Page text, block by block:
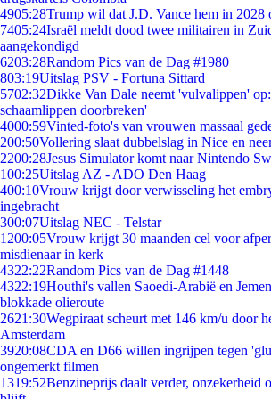
4905:28Trump wil dat J.D. Vance hem in 2028
7405:24Israël meldt dood twee militairen in
aangekondigd
6203:28Random Pics van de Dag #1980
803:19Uitslag PSV - Fortuna Sittard
5702:32Dikke Van Dale neemt 'vulvalippen'
schaamlippen doorbreken'
4000:59Vinted-foto's van vrouwen massaal
200:50Vollering slaat dubbelslag in Nice en
2200:28Jesus Simulator komt naar Nintendo
100:25Uitslag AZ - ADO Den Haag
400:10Vrouw krijgt door verwisseling het
ingebracht
300:07Uitslag NEC - Telstar
1200:05Vrouw krijgt 30 maanden cel voor
misdienaar in kerk
4322:22Random Pics van de Dag #1448
4322:19Houthi's vallen Saoedi-Arabië en
blokkade olieroute
2621:30Wegpiraat scheurt met 146 km/u door
Amsterdam
3920:08CDA en D66 willen ingrijpen tegen
ongemerkt filmen
1319:52Benzineprijs daalt verder, onzekerheid